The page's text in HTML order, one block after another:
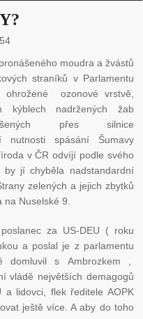
moudra a žvástů
straníků v Parlamentu
ohrožené ozonové vrstvě,
kýblech nadržených žab
přes silnice
nutnosti spásání Šumavy
v ČR odvíjí podle svého
jí chyběla nadstandardní
zelených a jejich zbytků
na Nuselské 9.
za US-DEU ( roku
a poslal je z parlamentu
s Ambrozkem ,
vládě největších demagogů
a lidovci, flek ředitele AOPK
ještě více. A aby do toho